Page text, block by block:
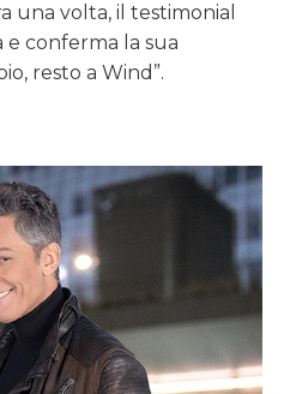
una volta, il testimonial
e conferma la sua
resto a Wind”.